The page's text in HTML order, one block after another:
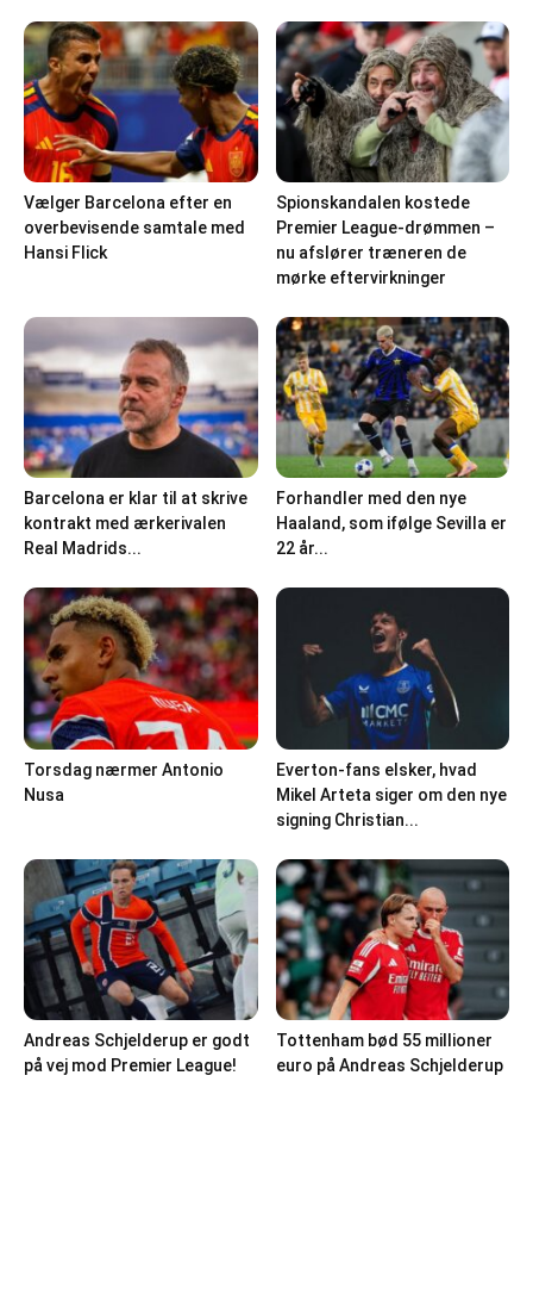
Vælger Barcelona efter en
overbevisende samtale med
Hansi Flick
Spionskandalen kostede
Premier League-drømmen –
nu afslører træneren de
mørke eftervirkninger
Barcelona er klar til at skrive
kontrakt med ærkerivalen
Real Madrids...
Forhandler med den nye
Haaland, som ifølge Sevilla er
22 år...
Torsdag nærmer Antonio
Nusa
Everton-fans elsker, hvad
Mikel Arteta siger om den nye
signing Christian...
Andreas Schjelderup er godt
på vej mod Premier League!
Tottenham bød 55 millioner
euro på Andreas Schjelderup